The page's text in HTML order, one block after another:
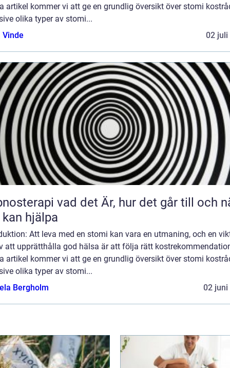
artikel kommer vi att ge en grundlig översikt över stomi
olika typer av stomi...
Vinde
02 juli
det Är, hur det går till och när
hjälpa
Att leva med en stomi kan vara en utmaning, och en
att upprätthålla god hälsa är att följa rätt
artikel kommer vi att ge en grundlig översikt över stomi
olika typer av stomi...
Bergholm
02 juni